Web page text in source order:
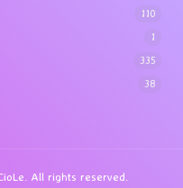
110
1
335
38
All rights reserved.